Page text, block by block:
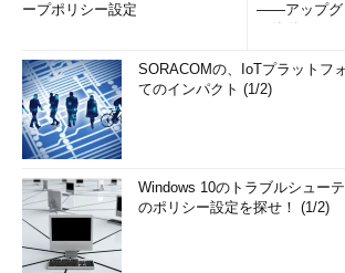
ープポリシー設定
――アップグ
SORACOMの、IoTプラットフ
てのインパクト (1/2)
Windows 10のトラブルシュー
のポリシー設定を探せ！ (1/2)